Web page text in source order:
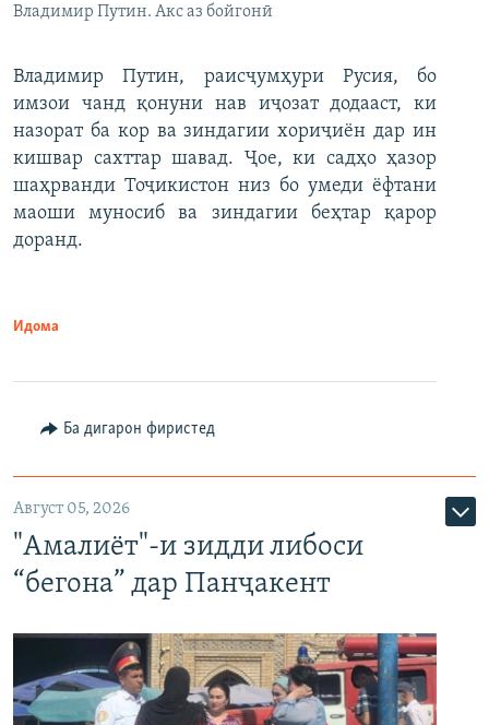
Владимир Путин. Акс аз бойгонӣ
Владимир Путин, раисҷумҳури Русия, бо
имзои чанд қонуни нав иҷозат додааст, ки
назорат ба кор ва зиндагии хориҷиён дар ин
кишвар сахттар шавад. Ҷое, ки садҳо ҳазор
шаҳрванди Тоҷикистон низ бо умеди ёфтани
маоши муносиб ва зиндагии беҳтар қарор
доранд.
Идома
Ба дигарон фиристед
Август 05, 2026
"Амалиёт"-и зидди либоси
“бегона” дар Панҷакент